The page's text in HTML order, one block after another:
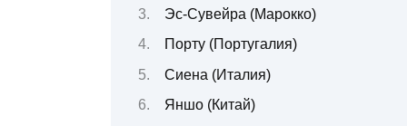
Эс-Сувейра (Марокко)
Порту (Португалия)
Сиена (Италия)
Яншо (Китай)